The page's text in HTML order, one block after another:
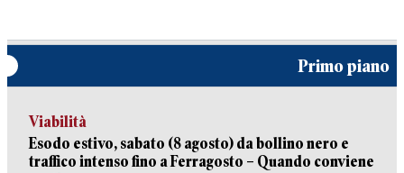
Primo piano
Viabilità
Esodo estivo, sabato (8 agosto) da bollino nero e
traffico intenso fino a Ferragosto – Quando conviene